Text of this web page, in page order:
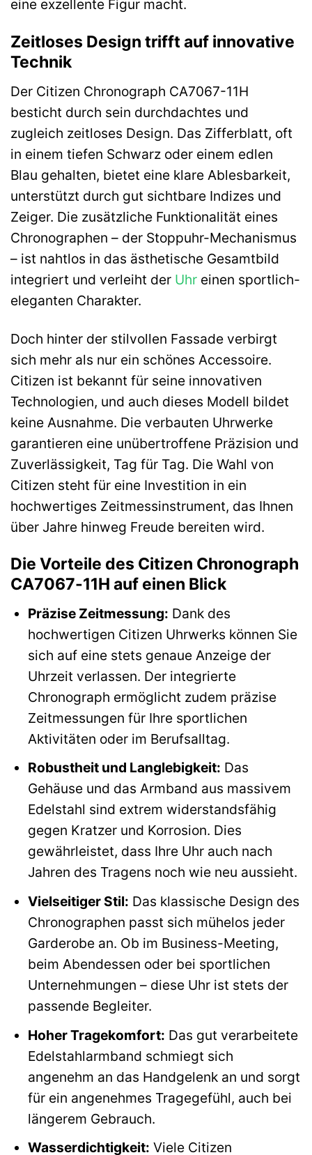
eine exzellente Figur macht.
Zeitloses Design trifft auf innovative
Technik
Der Citizen Chronograph CA7067-11H
besticht durch sein durchdachtes und
zugleich zeitloses Design. Das Zifferblatt, oft
in einem tiefen Schwarz oder einem edlen
Blau gehalten, bietet eine klare Ablesbarkeit,
unterstützt durch gut sichtbare Indizes und
Zeiger. Die zusätzliche Funktionalität eines
Chronographen – der Stoppuhr-Mechanismus
– ist nahtlos in das ästhetische Gesamtbild
integriert und verleiht der Uhr einen sportlich-
eleganten Charakter.
Doch hinter der stilvollen Fassade verbirgt
sich mehr als nur ein schönes Accessoire.
Citizen ist bekannt für seine innovativen
Technologien, und auch dieses Modell bildet
keine Ausnahme. Die verbauten Uhrwerke
garantieren eine unübertroffene Präzision und
Zuverlässigkeit, Tag für Tag. Die Wahl von
Citizen steht für eine Investition in ein
hochwertiges Zeitmessinstrument, das Ihnen
über Jahre hinweg Freude bereiten wird.
Die Vorteile des Citizen Chronograph
CA7067-11H auf einen Blick
Präzise Zeitmessung: Dank des
hochwertigen Citizen Uhrwerks können Sie
sich auf eine stets genaue Anzeige der
Uhrzeit verlassen. Der integrierte
Chronograph ermöglicht zudem präzise
Zeitmessungen für Ihre sportlichen
Aktivitäten oder im Berufsalltag.
Robustheit und Langlebigkeit: Das
Gehäuse und das Armband aus massivem
Edelstahl sind extrem widerstandsfähig
gegen Kratzer und Korrosion. Dies
gewährleistet, dass Ihre Uhr auch nach
Jahren des Tragens noch wie neu aussieht.
Vielseitiger Stil: Das klassische Design des
Chronographen passt sich mühelos jeder
Garderobe an. Ob im Business-Meeting,
beim Abendessen oder bei sportlichen
Unternehmungen – diese Uhr ist stets der
passende Begleiter.
Hoher Tragekomfort: Das gut verarbeitete
Edelstahlarmband schmiegt sich
angenehm an das Handgelenk an und sorgt
für ein angenehmes Tragegefühl, auch bei
längerem Gebrauch.
Wasserdichtigkeit: Viele Citizen